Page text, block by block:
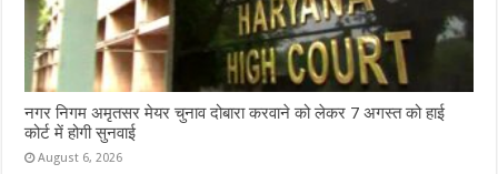
नगर निगम अमृतसर मेयर चुनाव दोबारा करवाने को लेकर 7 अगस्त को हाई
कोर्ट में होगी सुनवाई
August 6, 2026